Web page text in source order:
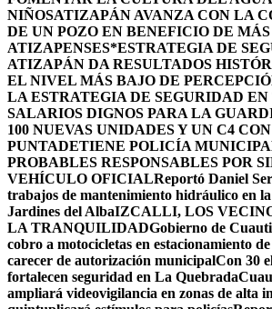
NIÑOSATIZAPÁN AVANZA CON LA
DE UN POZO EN BENEFICIO DE
ATIZAPENSES*ESTRATEGIA DE
ATIZAPÁN DA RESULTADOS
EL NIVEL MÁS BAJO DE
LA ESTRATEGIA DE SEGURIDAD
SALARIOS DIGNOS PARA LA
100 NUEVAS UNIDADES Y UN C4
PUNTADETIENE POLICÍA
PROBABLES RESPONSABLES POR
VEHÍCULO OFICIALReportó Daniel
trabajos de mantenimiento hidráulico en
Jardines del AlbaIZCALLI, LOS
LA TRANQUILIDADGobierno de
cobro a motocicletas en estacionamiento
carecer de autorización municipalCon 30
fortalecen seguridad en La Quebrada
ampliará videovigilancia en zonas de alta